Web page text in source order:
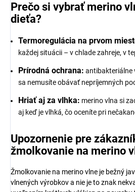
Prečo si vybrať merino
dieťa?
Termoregulácia na prvom
každej situácii – v chlade zahreje, v
Prírodná ochrana: antibakteriálne
sa nemusíte obávať nepríjemných
Hriať aj za vlhka: merino vlna si
aj keď je vlhká, čo oceníte pri
Upozornenie pre
žmolkovanie na merino
Žmolkovanie na merino vlne je bežný
vlnených výrobkov a nie je to znak